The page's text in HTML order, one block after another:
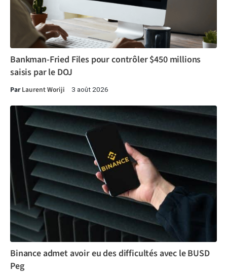
Bankman-Fried Files pour contrôler $450 millions
saisis par le DOJ
ParLaurent Woriji 3 août 2026
Binance admet avoir eu des difficultés avec le BUSD
Peg